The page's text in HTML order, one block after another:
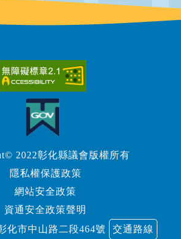
2022彰化縣議會版權所有
隱私權保護政策
網站安全政策
資通安全政策聲明
化市中山路二段464號
交通路線